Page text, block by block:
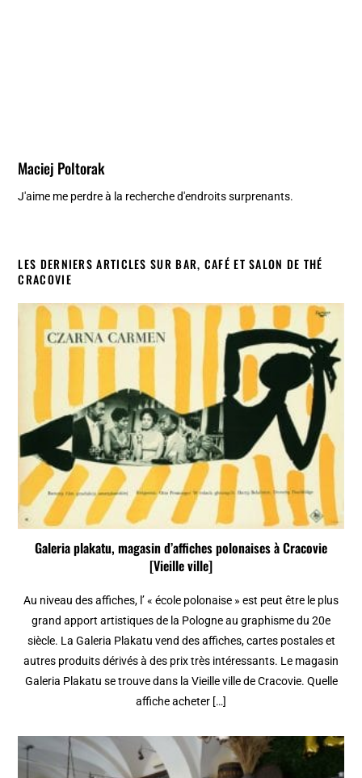
Maciej Poltorak
J'aime me perdre à la recherche d'endroits surprenants.
LES DERNIERS ARTICLES SUR BAR, CAFÉ ET SALON DE THÉ
CRACOVIE
Galeria plakatu, magasin d’affiches polonaises à Cracovie
[Vieille ville]
Au niveau des affiches, l’ « école polonaise » est peut être le plus
grand apport artistiques de la Pologne au graphisme du 20e
siècle. La Galeria Plakatu vend des affiches, cartes postales et
autres produits dérivés à des prix très intéressants. Le magasin
Galeria Plakatu se trouve dans la Vieille ville de Cracovie. Quelle
affiche acheter […]